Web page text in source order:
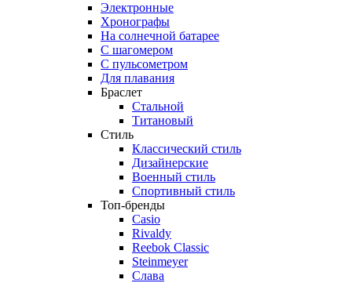
Электронные
Хронографы
На солнечной батарее
С шагомером
С пульсометром
Для плавания
Браслет
Стальной
Титановый
Стиль
Классический стиль
Дизайнерские
Военный стиль
Спортивный стиль
Топ-бренды
Casio
Rivaldy
Reebok Classic
Steinmeyer
Слава